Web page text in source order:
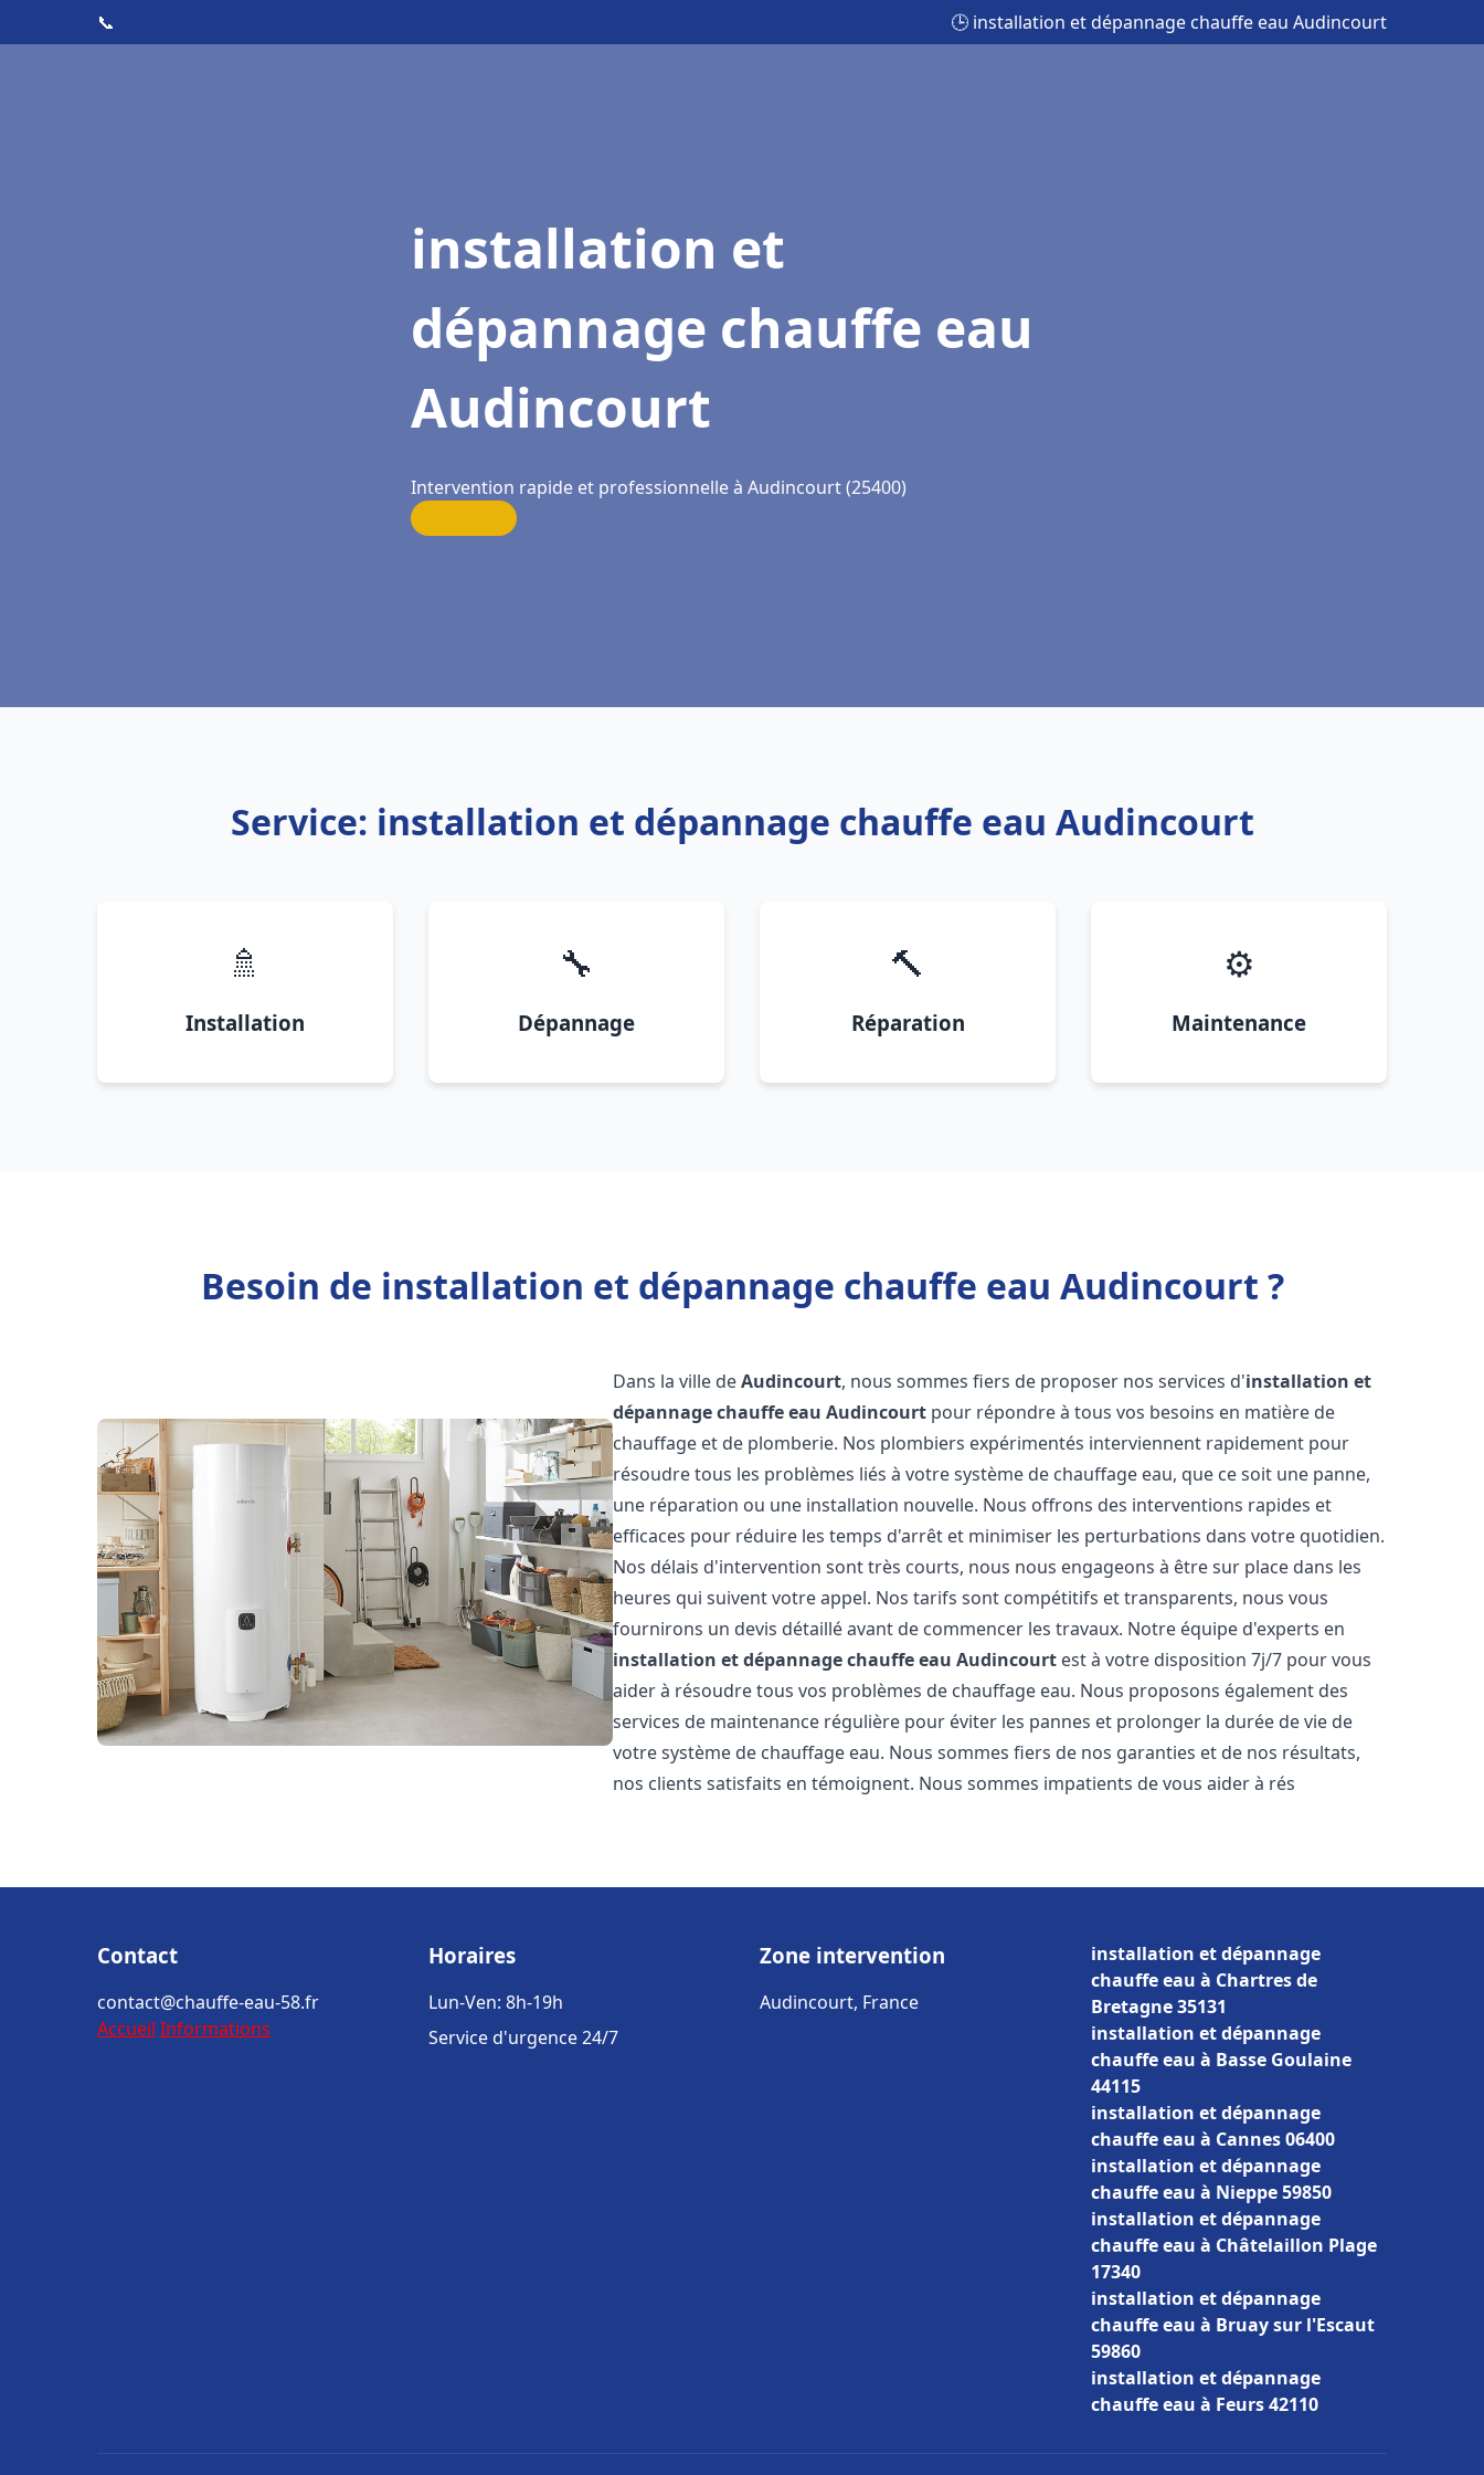
📞 🕒 installation et dépannage chauffe eau Audincourt
installation et
dépannage chauffe eau
Audincourt
Intervention rapide et professionnelle à Audincourt (25400)
Service: installation et dépannage chauffe eau Audincourt
🚿
Installation
🔧
Dépannage
🔨
Réparation
⚙️
Maintenance
Besoin de installation et dépannage chauffe eau Audincourt ?
Dans la ville deAudincourt, nous sommes fiers de proposer nos services d'installation et
dépannage chauffe eau Audincourt pour répondre à tous vos besoins en matière de
chauffage et de plomberie. Nos plombiers expérimentés interviennent rapidement pour
résoudre tous les problèmes liés à votre système de chauffage eau, que ce soit une panne,
une réparation ou une installation nouvelle. Nous offrons des interventions rapides et
efficaces pour réduire les temps d'arrêt et minimiser les perturbations dans votre quotidien.
Nos délais d'intervention sont très courts, nous nous engageons à être sur place dans les
heures qui suivent votre appel. Nos tarifs sont compétitifs et transparents, nous vous
fournirons un devis détaillé avant de commencer les travaux. Notre équipe d'experts en
installation et dépannage chauffe eau Audincourt est à votre disposition 7j/7 pour vous
aider à résoudre tous vos problèmes de chauffage eau. Nous proposons également des
services de maintenance régulière pour éviter les pannes et prolonger la durée de vie de
votre système de chauffage eau. Nous sommes fiers de nos garanties et de nos résultats,
nos clients satisfaits en témoignent. Nous sommes impatients de vous aider à rés
Contact
contact@chauffe-eau-58.fr
Accueil Informations
Horaires
Lun-Ven: 8h-19h
Service d'urgence 24/7
Zone intervention
Audincourt, France
installation et dépannage
chauffe eau à Chartres de
Bretagne 35131
installation et dépannage
chauffe eau à Basse Goulaine
44115
installation et dépannage
chauffe eau à Cannes 06400
installation et dépannage
chauffe eau à Nieppe 59850
installation et dépannage
chauffe eau à Châtelaillon Plage
17340
installation et dépannage
chauffe eau à Bruay sur l'Escaut
59860
installation et dépannage
chauffe eau à Feurs 42110